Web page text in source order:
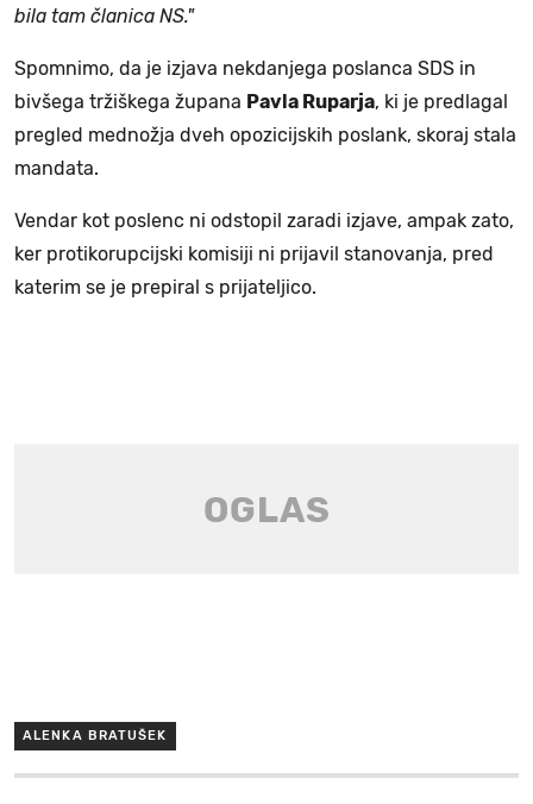
bila tam članica NS."
Spomnimo, da je izjava nekdanjega poslanca SDS in
bivšega tržiškega župana Pavla Ruparja, ki je predlagal
pregled mednožja dveh opozicijskih poslank, skoraj stala
mandata.
Vendar kot poslenc ni odstopil zaradi izjave, ampak zato,
ker protikorupcijski komisiji ni prijavil stanovanja, pred
katerim se je prepiral s prijateljico.
ALENKA BRATUŠEK